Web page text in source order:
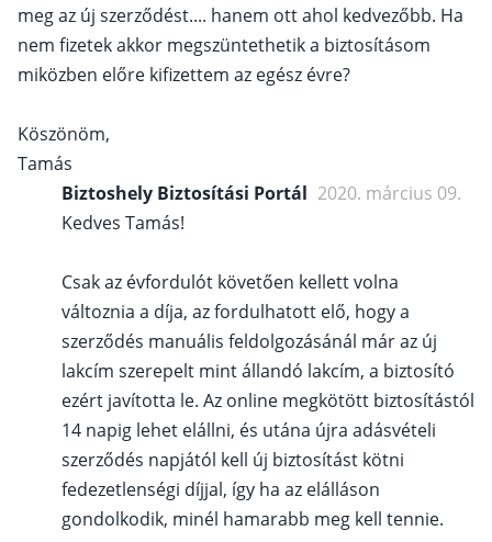
meg az új szerződést.... hanem ott ahol kedvezőbb. Ha
nem fizetek akkor megszüntethetik a biztosításom
miközben előre kifizettem az egész évre?
Köszönöm,
Tamás
Biztoshely Biztosítási Portál 2020. március 09.
Kedves Tamás!
Csak az évfordulót követően kellett volna
változnia a díja, az fordulhatott elő, hogy a
szerződés manuális feldolgozásánál már az új
lakcím szerepelt mint állandó lakcím, a biztosító
ezért javította le. Az online megkötött biztosítástól
14 napig lehet elállni, és utána újra adásvételi
szerződés napjától kell új biztosítást kötni
fedezetlenségi díjjal, így ha az elálláson
gondolkodik, minél hamarabb meg kell tennie.